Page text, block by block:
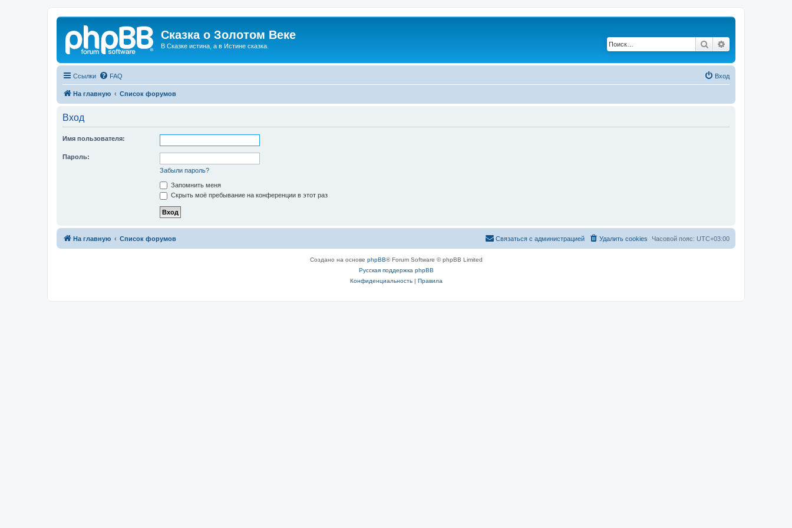
Сказка о Золотом Веке
В Сказке истина, а в Истине сказка. Поиск
Ссылки FAQ Вход
На главную Список форумов
Вход
Имя пользователя:
Пароль:
Забыли пароль?
Запомнить меня
Скрыть моё пребывание на конференции в этот раз
На главную Список форумов Часовой пояс: UTC+03:00
Удалить cookies
Связаться с администрацией
Создано на основе phpBB® Forum Software © phpBB Limited
Русская поддержка phpBB
Конфиденциальность| Правила